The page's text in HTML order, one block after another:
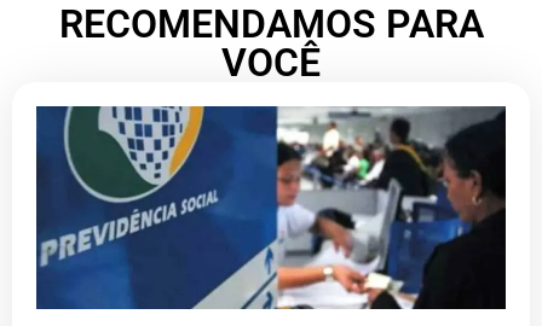
RECOMENDAMOS PARA
VOCÊ